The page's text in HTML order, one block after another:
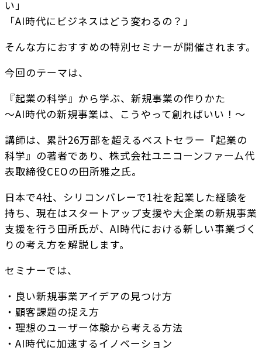
い」
「AI時代にビジネスはどう変わるの？」
そんな方におすすめの特別セミナーが開催されます。
今回のテーマは、
『起業の科学』から学ぶ、新規事業の作りかた
～AI時代の新規事業は、こうやって創ればいい！～
講師は、累計26万部を超えるベストセラー『起業の
科学』の著者であり、株式会社ユニコーンファーム代
表取締役CEOの田所雅之氏。
日本で4社、シリコンバレーで1社を起業した経験を
持ち、現在はスタートアップ支援や大企業の新規事業
支援を行う田所氏が、AI時代における新しい事業づく
りの考え方を解説します。
セミナーでは、
・良い新規事業アイデアの見つけ方
・顧客課題の捉え方
・理想のユーザー体験から考える方法
・AI時代に加速するイノベーション